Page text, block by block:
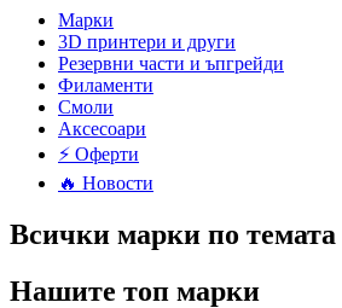
Mарки
3D принтери и други
Резервни части и ъпгрейди
Филаменти
Смоли
Аксесоари
⚡ Оферти
🔥 Новости
Всички марки по темата
Нашите топ марки